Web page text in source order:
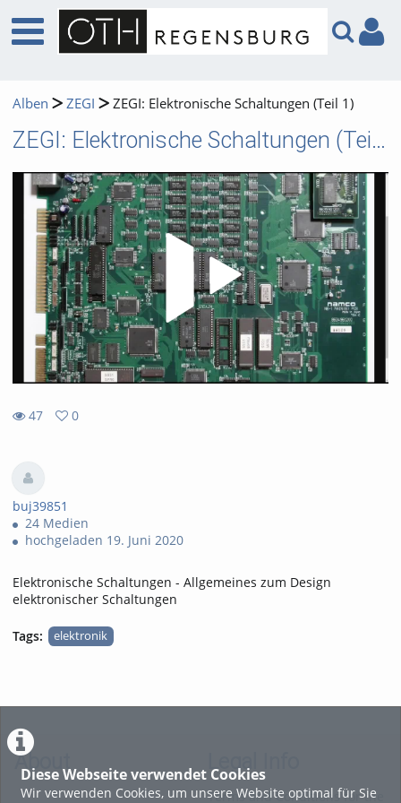
Diese Webseite verwendet Cookies
Wir verwenden Cookies, um unsere Website optimal für Sie
Alben ZEGI ZEGI: Elektronische Schaltungen (Teil 1)
ZEGI: Elektronische Schaltungen (Teil 1)
47
0
buj39851
24 Medien
hochgeladen 19. Juni 2020
Elektronische Schaltungen - Allgemeines zum Design
elektronischer Schaltungen
Tags: elektronik
About Legal Info
Terms and Conditions for the